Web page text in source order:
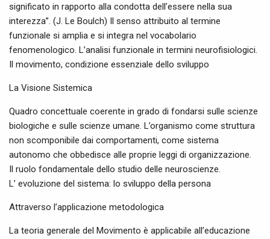
significato in rapporto alla condotta dell’essere nella sua
interezza”. (J. Le Boulch) Il senso attribuito al termine
funzionale si amplia e si integra nel vocabolario
fenomenologico. L’analisi funzionale in termini neurofisiologici.
Il movimento, condizione essenziale dello sviluppo
La Visione Sistemica
Quadro concettuale coerente in grado di fondarsi sulle scienze
biologiche e sulle scienze umane. L’organismo come struttura
non scomponibile dai comportamenti, come sistema
autonomo che obbedisce alle proprie leggi di organizzazione.
Il ruolo fondamentale dello studio delle neuroscienze.
L’ evoluzione del sistema: lo sviluppo della persona
Attraverso l’applicazione metodologica
La teoria generale del Movimento è applicabile all’educazione